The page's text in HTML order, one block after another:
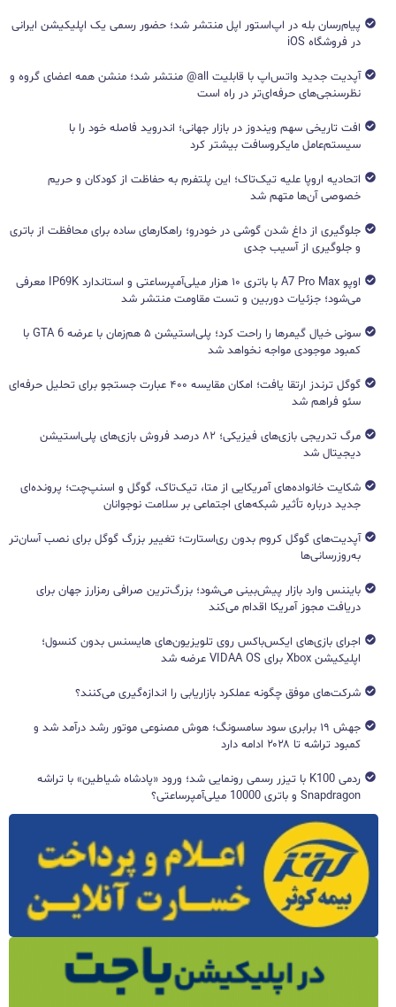
پیام‌رسان بله در اپ‌استور اپل منتشر شد؛ حضور رسمی یک اپلیکیشن ایرانی
در فروشگاه iOS
آپدیت جدید واتس‌اپ با قابلیت all@ منتشر شد؛ منشن همه اعضای گروه و
نظرسنجی‌های حرفه‌ای‌تر در راه است
افت تاریخی سهم ویندوز در بازار جهانی؛ اندروید فاصله خود را با
سیستم‌عامل مایکروسافت بیشتر کرد
اتحادیه اروپا علیه تیک‌تاک؛ این پلتفرم به حفاظت از کودکان و حریم
خصوصی آن‌ها متهم شد
جلوگیری از داغ شدن گوشی در خودرو؛ راهکارهای ساده برای محافظت از باتری
و جلوگیری از آسیب جدی
اوپو A7 Pro Max با باتری ۱۰ هزار میلی‌آمپرساعتی و استاندارد IP69K معرفی
می‌شود؛ جزئیات دوربین و تست مقاومت منتشر شد
سونی خیال گیمرها را راحت کرد؛ پلی‌استیشن ۵ هم‌زمان با عرضه GTA 6 با
کمبود موجودی مواجه نخواهد شد
گوگل ترندز ارتقا یافت؛ امکان مقایسه ۴۰۰ عبارت جستجو برای تحلیل حرفه‌ای
سئو فراهم شد
مرگ تدریجی بازی‌های فیزیکی؛ ۸۲ درصد فروش بازی‌های پلی‌استیشن
دیجیتال شد
شکایت خانواده‌های آمریکایی از متا، تیک‌تاک، گوگل و اسنپ‌چت؛ پرونده‌ای
جدید درباره تأثیر شبکه‌های اجتماعی بر سلامت نوجوانان
آپدیت‌های گوگل کروم بدون ری‌استارت؛ تغییر بزرگ گوگل برای نصب آسان‌تر
به‌روزرسانی‌ها
بایننس وارد بازار پیش‌بینی می‌شود؛ بزرگ‌ترین صرافی رمزارز جهان برای
دریافت مجوز آمریکا اقدام می‌کند
اجرای بازی‌های ایکس‌باکس روی تلویزیون‌های هایسنس بدون کنسول؛
اپلیکیشن Xbox برای VIDAA OS عرضه شد
شرکت‌های موفق چگونه عملکرد بازاریابی را اندازه‌گیری می‌کنند؟
جهش ۱۹ برابری سود سامسونگ؛ هوش مصنوعی موتور رشد درآمد شد و
کمبود تراشه تا ۲۰۲۸ ادامه دارد
ردمی K100 با تیزر رسمی رونمایی شد؛ ورود «پادشاه شیاطین» با تراشه
Snapdragon و باتری 10000 میلی‌آمپرساعتی؟